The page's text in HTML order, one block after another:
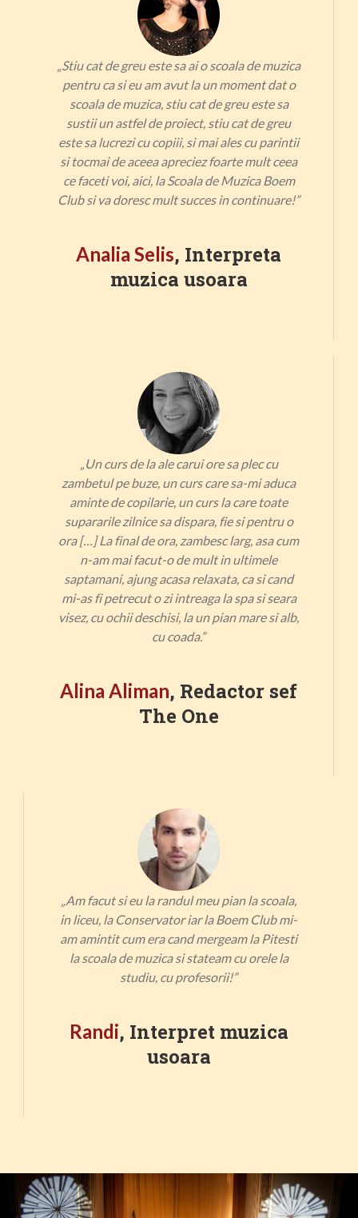
„Stiu cat de greu este sa ai o scoala de muzica
pentru ca si eu am avut la un moment dat o
scoala de muzica, stiu cat de greu este sa
sustii un astfel de proiect, stiu cat de greu
este sa lucrezi cu copiii, si mai ales cu parintii
si tocmai de aceea apreciez foarte mult ceea
ce faceti voi, aici, la Scoala de Muzica Boem
Club si va doresc mult succes in continuare!”
Analia Selis, Interpreta
muzica usoara
„Un curs de la ale carui ore sa plec cu
zambetul pe buze, un curs care sa-mi aduca
aminte de copilarie, un curs la care toate
supararile zilnice sa dispara, fie si pentru o
ora […] La final de ora, zambesc larg, asa cum
n-am mai facut-o de mult in ultimele
saptamani, ajung acasa relaxata, ca si cand
mi-as fi petrecut o zi intreaga la spa si seara
visez, cu ochii deschisi, la un pian mare si alb,
cu coada.”
Alina Aliman, Redactor sef
The One
„Am facut si eu la randul meu pian la scoala,
in liceu, la Conservator iar la Boem Club mi-
am amintit cum era cand mergeam la Pitesti
la scoala de muzica si stateam cu orele la
studiu, cu profesorii!”
Randi, Interpret muzica
usoara